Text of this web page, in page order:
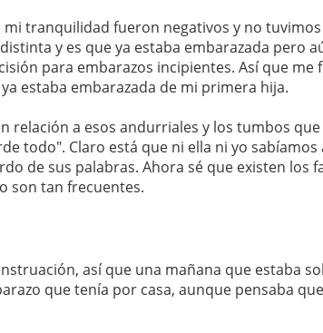
tranquilidad fueron negativos y no
y es que ya estaba embarazada pero
para embarazos incipientes. Así que me
estaba embarazada de mi primera hija.
relación a esos andurriales y los tumbos que
todo". Claro está que ni ella ni yo sabíamos
de sus palabras. Ahora sé que existen los
son tan frecuentes.
así que una mañana que estaba
que tenía por casa, aunque pensaba